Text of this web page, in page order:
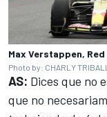
Max Verstappen,
Photo by: CHARLY
AS: Dices que no
que no